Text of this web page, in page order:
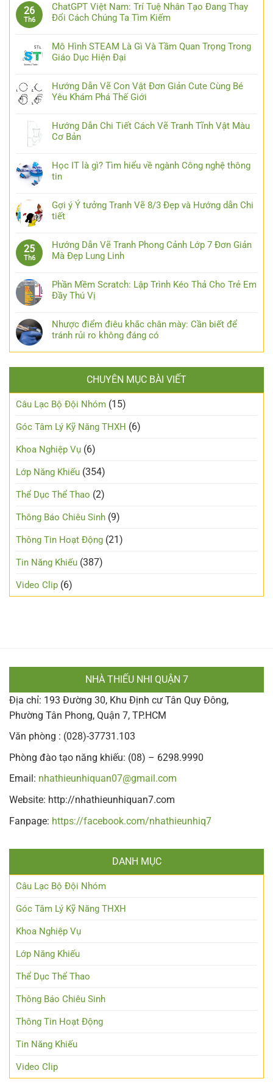
26
Th6
ChatGPT Việt Nam: Trí Tuệ Nhân Tạo Đang Thay
Đổi Cách Chúng Ta Tìm Kiếm
Mô Hình STEAM Là Gì Và Tầm Quan Trọng Trong
Giáo Dục Hiện Đại
Hướng Dẫn Vẽ Con Vật Đơn Giản Cute Cùng Bé
Yêu Khám Phá Thế Giới
Hướng Dẫn Chi Tiết Cách Vẽ Tranh Tĩnh Vật Màu
Cơ Bản
Học IT là gì? Tìm hiểu về ngành Công nghệ thông
tin
Gợi ý Ý tưởng Tranh Vẽ 8/3 Đẹp và Hướng dẫn Chi
tiết
25
Th6
Hướng Dẫn Vẽ Tranh Phong Cảnh Lớp 7 Đơn Giản
Mà Đẹp Lung Linh
Phần Mềm Scratch: Lập Trình Kéo Thả Cho Trẻ Em
Đầy Thú Vị
Nhược điểm điêu khắc chân mày: Cần biết để
tránh rủi ro không đáng có
CHUYÊN MỤC BÀI VIẾT
Câu Lạc Bộ Đội Nhóm (15)
Góc Tâm Lý Kỹ Năng THXH (6)
Khoa Nghiệp Vụ (6)
Lớp Năng Khiếu (354)
Thể Dục Thể Thao (2)
Thông Báo Chiêu Sinh (9)
Thông Tin Hoạt Động (21)
Tin Năng Khiếu (387)
Video Clip (6)
NHÀ THIẾU NHI QUẬN 7
Địa chỉ: 193 Đường 30, Khu Định cư Tân Quy Đông,
Phường Tân Phong, Quận 7, TP.HCM
Văn phòng : (028)-37731.103
Phòng đào tạo năng khiếu: (08) – 6298.9990
Email: nhathieunhiquan07@gmail.com
Website: http://nhathieunhiquan7.com
Fanpage: https://facebook.com/nhathieunhiq7
DANH MỤC
Câu Lạc Bộ Đội Nhóm
Góc Tâm Lý Kỹ Năng THXH
Khoa Nghiệp Vụ
Lớp Năng Khiếu
Thể Dục Thể Thao
Thông Báo Chiêu Sinh
Thông Tin Hoạt Động
Tin Năng Khiếu
Video Clip